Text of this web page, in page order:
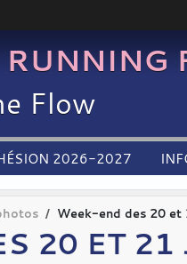
Flow
2026-2027
Week-end des 20 et
20 ET